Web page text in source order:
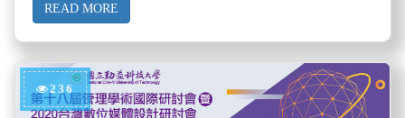
READ MORE
236